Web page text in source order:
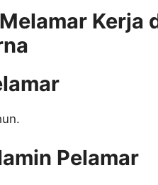
Kerja
Pelamar